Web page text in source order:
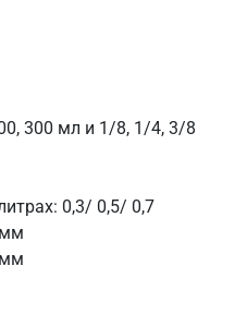
300 мл и 1/8, 1/4, 3/8
0,3/ 0,5/ 0,7